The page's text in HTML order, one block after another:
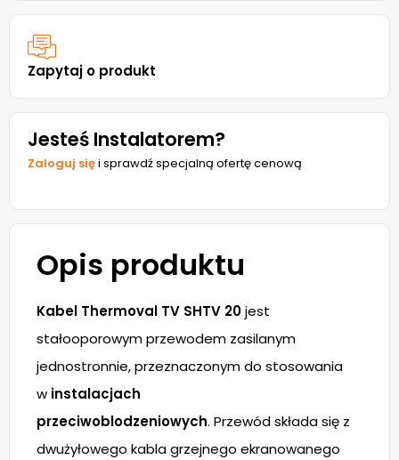
Zapytaj o produkt
Jesteś Instalatorem?
Zaloguj sięi sprawdź specjalną ofertę cenową
Opis produktu
Kabel Thermoval TV SHTV 20jest
stałooporowym przewodem zasilanym
jednostronnie, przeznaczonym do stosowania
w instalacjach
przeciwoblodzeniowych. Przewód składa się z
dwużyłowego kabla grzejnego ekranowanego